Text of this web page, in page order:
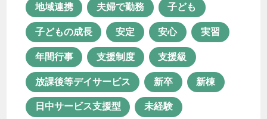
栄養マネジメント 栄養管理 活動
特別支援学校 理学療法士
生活支援員 生産活動 療育
相談支援 相談支援事業
地域連携 夫婦で勤務 子ども
子どもの成長 安定 安心 実習
年間行事 支援制度 支援級
放課後等デイサービス 新卒 新棟
日中サービス支援型 未経験